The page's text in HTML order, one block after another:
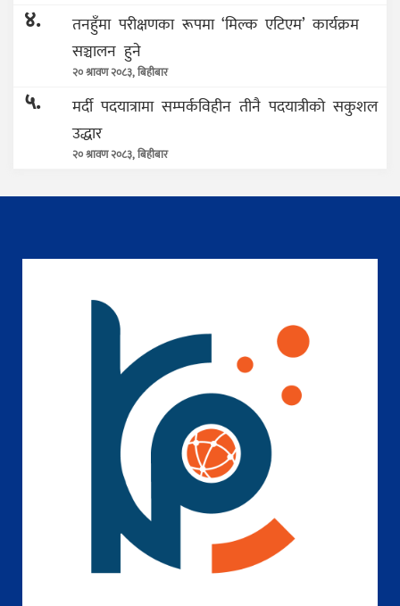
४.
तनहुँमा परीक्षणका रूपमा ‘मिल्क एटिएम’ कार्यक्रम
सञ्चालन हुने
२० श्रावण २०८३, बिहीबार
५.
मर्दी पदयात्रामा सम्पर्कविहीन तीनै पदयात्रीको सकुशल
उद्धार
२० श्रावण २०८३, बिहीबार